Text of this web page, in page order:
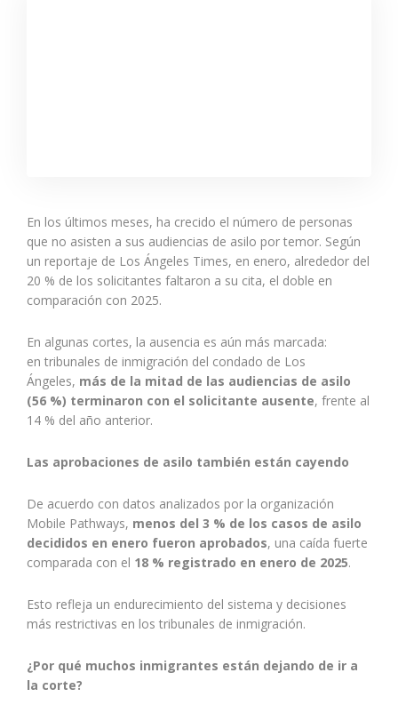
En los últimos meses, ha crecido el número de personas
que no asisten a sus audiencias de asilo por temor. Según
un reportaje de Los Ángeles Times, en enero, alrededor del
20 % de los solicitantes faltaron a su cita, el doble en
comparación con 2025.
En algunas cortes, la ausencia es aún más marcada:
en tribunales de inmigración del condado de Los
Ángeles, más de la mitad de las audiencias de asilo
(56 %) terminaron con el solicitante ausente, frente al
14 % del año anterior.
Las aprobaciones de asilo también están cayendo
De acuerdo con datos analizados por la organización
Mobile Pathways, menos del 3 % de los casos de asilo
decididos en enero fueron aprobados, una caída fuerte
comparada con el 18 % registrado en enero de 2025.
Esto refleja un endurecimiento del sistema y decisiones
más restrictivas en los tribunales de inmigración.
¿Por qué muchos inmigrantes están dejando de ir a
la corte?